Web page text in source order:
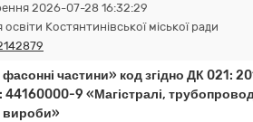
2026-07-28 16:32:29
Костянтинівської міської ради
частини» код згідно ДК 021:
44160000-9 «Магістралі,
вироби»